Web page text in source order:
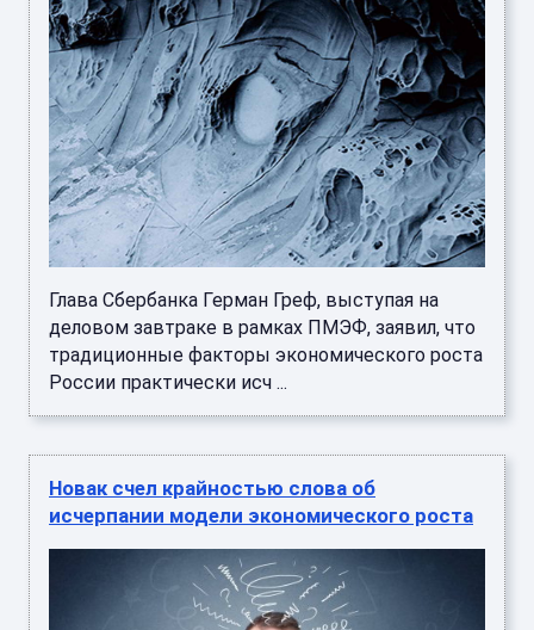
Глава Сбербанка Герман Греф, выступая на
деловом завтраке в рамках ПМЭФ, заявил, что
традиционные факторы экономического роста
России практически исч ...
Новак счел крайностью слова об
исчерпании модели экономического роста